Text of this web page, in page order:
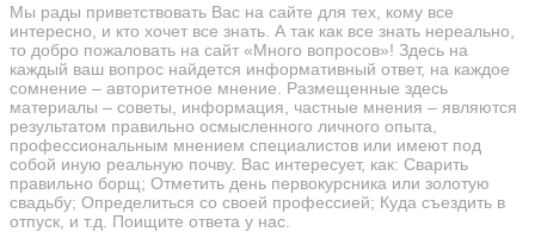
Мы рады приветствовать Вас на сайте для тех, кому все
интересно, и кто хочет все знать. А так как все знать нереально,
то добро пожаловать на сайт «Много вопросов»! Здесь на
каждый ваш вопрос найдется информативный ответ, на каждое
сомнение – авторитетное мнение. Размещенные здесь
материалы – советы, информация, частные мнения – являются
результатом правильно осмысленного личного опыта,
профессиональным мнением специалистов или имеют под
собой иную реальную почву. Вас интересует, как: Сварить
правильно борщ; Отметить день первокурсника или золотую
свадьбу; Определиться со своей профессией; Куда съездить в
отпуск, и т.д. Поищите ответа у нас.